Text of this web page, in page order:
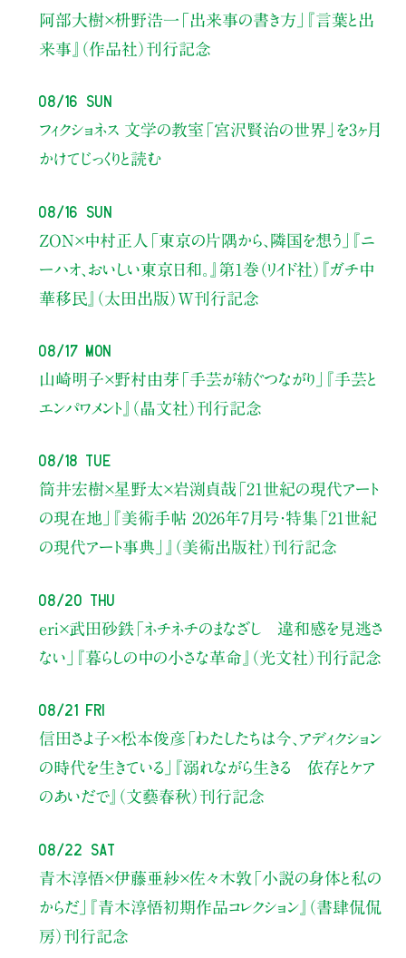
阿部大樹×枡野浩一 「出来事の書き方」
『言葉と出
来事』（作品社）刊行記念
08/16 Sun
フィクショネス 文学の教室 「宮沢賢治の世界」を3ヶ月
かけてじっくりと読む
08/16 Sun
ZON×中村正人 「東京の片隅から、隣国を想う」
『ニ
ーハオ、おいしい東京日和。』第1巻（リイド社） 『ガチ中
華移民』（太田出版）W刊行記念
08/17 Mon
山崎明子×野村由芽 「手芸が紡ぐつながり」
『手芸と
エンパワメント』（晶文社）刊行記念
08/18 Tue
筒井宏樹×星野太×岩渕貞哉 「21世紀の現代アート
の現在地」
『美術手帖 2026年7月号・特集「21世紀
の現代アート事典」』（美術出版社）刊行記念
08/20 Thu
eri×武田砂鉄「ネチネチのまなざし 違和感を見逃さ
ない」
『暮らしの中の小さな革命』（光文社）刊行記念
08/21 Fri
信田さよ子×松本俊彦 「わたしたちは今、アディクション
の時代を生きている」
『溺れながら生きる 依存とケア
のあいだで』（文藝春秋）刊行記念
08/22 Sat
青木淳悟×伊藤亜紗×佐々木敦 「小説の身体と私の
からだ」
『青木淳悟初期作品コレクション』（書肆侃侃
房）刊行記念